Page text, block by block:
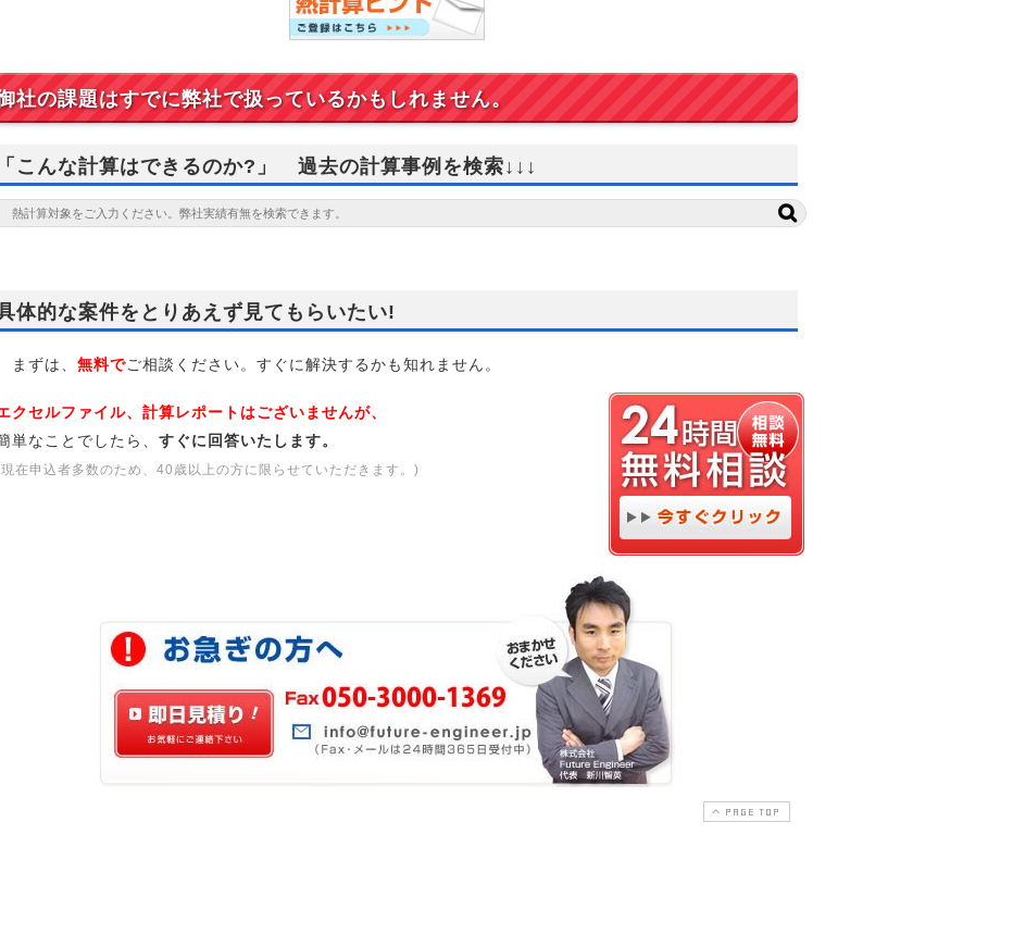
社の課題はすでに弊社で扱っているかもしれません。
「こんな計算はできるのか?」 過去の計算事例を検索↓↓↓
体的な案件をとりあえず見てもらいたい!
まずは、 無料でご相談ください。すぐに解決するかも知れません。
クセルファイル、計算レポートはございませんが、
単なことでしたら、 すぐに回答いたします。
在申込者多数のため、40歳以上の方に限らせていただきます。)
PAGE TOP